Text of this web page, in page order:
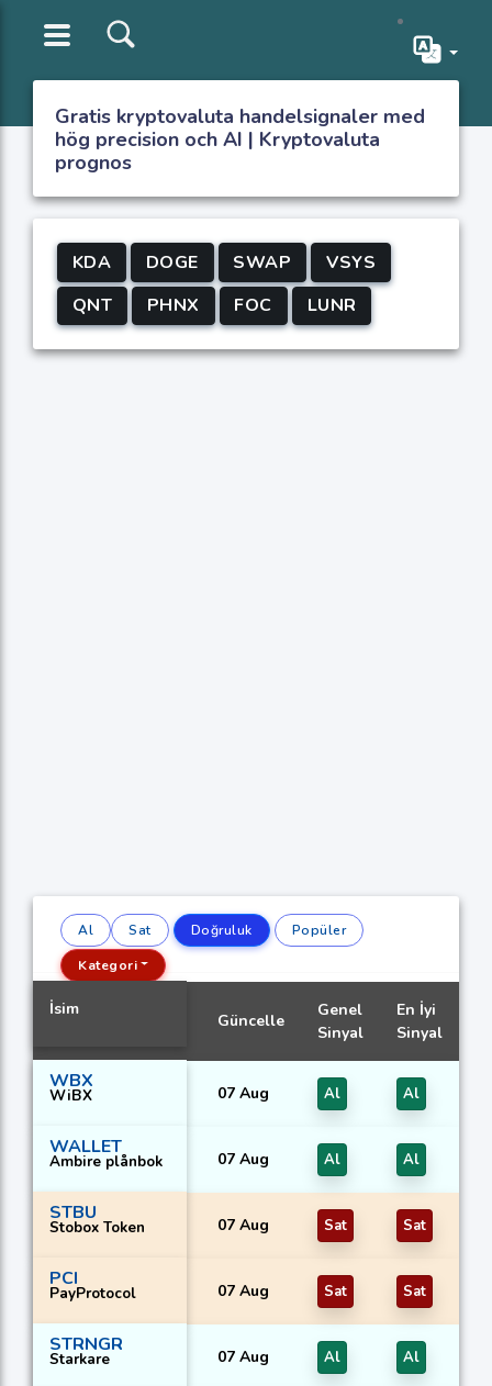
Gratis kryptovaluta handelsignaler med
hög precision och AI | Kryptovaluta
prognos
KDA DOGE SWAP
VSYS
QNT
PHNX FOC LUNR
Al Sat Doğruluk
Popüler
Kategori
İsim
Güncelle
Genel
Sinyal
En İyi
Sinyal
WBX
WiBX 07 Aug Al Al
WALLET
Ambire plånbok 07 Aug Al Al
STBU
Stobox Token 07 Aug Sat Sat
PCI
PayProtocol 07 Aug Sat Sat
STRNGR
Starkare 07 Aug Al Al